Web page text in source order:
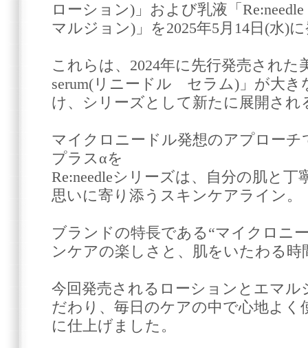
ローション)」および乳液「
マルジョン)」を2025年5月14日(水)
これらは、2024年に先行発売された
serum(リニードル セラム)」が大き
け、シリーズとして新たに展開され
マイクロニードル発想のアプロー
プラスαを
Re:needleシリーズは、自分の肌と
思いに寄り添うスキンケアライン。
ブランドの特長である“マイクロニ
ンケアの楽しさと、肌をいたわる
今回発売されるローションとエマ
だわり、毎日のケアの中で心地よく
に仕上げました。